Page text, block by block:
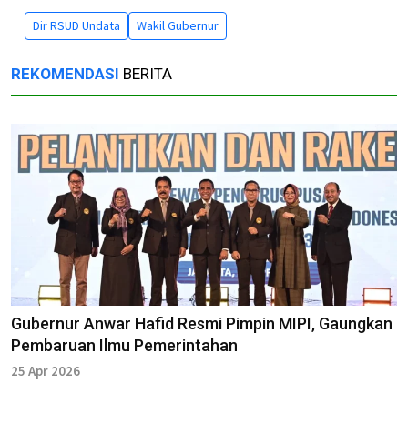
Dir RSUD Undata Wakil Gubernur
REKOMENDASI BERITA
Gubernur Anwar Hafid Resmi Pimpin MIPI, Gaungkan
Pembaruan Ilmu Pemerintahan
25 Apr 2026